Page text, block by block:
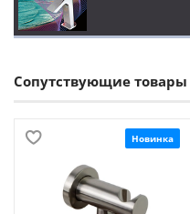
Сопутствующие товары
Новинка